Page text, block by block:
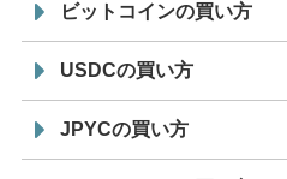
ビットコインの買い方
USDCの買い方
JPYCの買い方